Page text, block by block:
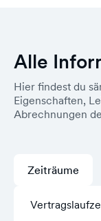
Alle
Hier findest du
Eigenschaften,
Abrechnungen
Zeiträume